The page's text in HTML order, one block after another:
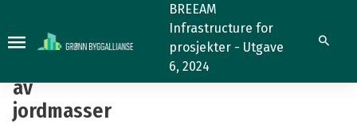
Håndtering
av
jordmasser
BREEAM
Infrastructure for
prosjekter - Utgave
6, 2024
Søk
7.4.10
av
jordmasser